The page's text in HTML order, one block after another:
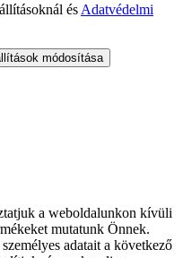
és Adatvédelmi
módosítása
a weboldalunkon kívüli
mutatunk Önnek.
adatait a következő